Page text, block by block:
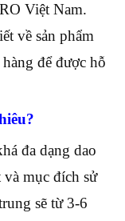
Việt Nam.
về sản phẩm
để được hỗ
đa dạng dao
và mục đích sử
sẽ từ 3-6